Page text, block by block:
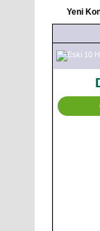
Yeni
10